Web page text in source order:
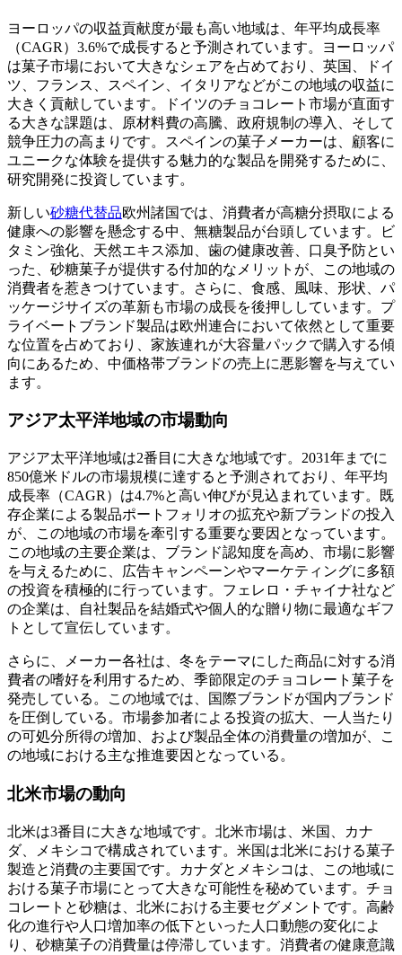
ヨーロッパの収益貢献度が最も高い地域は、年平均成長率
（CAGR）3.6%で成長すると予測されています。ヨーロッパ
は菓子市場において大きなシェアを占めており、英国、ドイ
ツ、フランス、スペイン、イタリアなどがこの地域の収益に
大きく貢献しています。ドイツのチョコレート市場が直面す
る大きな課題は、原材料費の高騰、政府規制の導入、そして
競争圧力の高まりです。スペインの菓子メーカーは、顧客に
ユニークな体験を提供する魅力的な製品を開発するために、
研究開発に投資しています。
新しい砂糖代替品欧州諸国では、消費者が高糖分摂取による
健康への影響を懸念する中、無糖製品が台頭しています。ビ
タミン強化、天然エキス添加、歯の健康改善、口臭予防とい
った、砂糖菓子が提供する付加的なメリットが、この地域の
消費者を惹きつけています。さらに、食感、風味、形状、パ
ッケージサイズの革新も市場の成長を後押ししています。プ
ライベートブランド製品は欧州連合において依然として重要
な位置を占めており、家族連れが大容量パックで購入する傾
向にあるため、中価格帯ブランドの売上に悪影響を与えてい
ます。
アジア太平洋地域の市場動向
アジア太平洋地域は2番目に大きな地域です。2031年までに
850億米ドルの市場規模に達すると予測されており、年平均
成長率（CAGR）は4.7%と高い伸びが見込まれています。既
存企業による製品ポートフォリオの拡充や新ブランドの投入
が、この地域の市場を牽引する重要な要因となっています。
この地域の主要企業は、ブランド認知度を高め、市場に影響
を与えるために、広告キャンペーンやマーケティングに多額
の投資を積極的に行っています。フェレロ・チャイナ社など
の企業は、自社製品を結婚式や個人的な贈り物に最適なギフ
トとして宣伝しています。
さらに、メーカー各社は、冬をテーマにした商品に対する消
費者の嗜好を利用するため、季節限定のチョコレート菓子を
発売している。この地域では、国際ブランドが国内ブランド
を圧倒している。市場参加者による投資の拡大、一人当たり
の可処分所得の増加、および製品全体の消費量の増加が、こ
の地域における主な推進要因となっている。
北米市場の動向
北米は3番目に大きな地域です。北米市場は、米国、カナ
ダ、メキシコで構成されています。米国は北米における菓子
製造と消費の主要国です。カナダとメキシコは、この地域に
おける菓子市場にとって大きな可能性を秘めています。チョ
コレートと砂糖は、北米における主要セグメントです。高齢
化の進行や人口増加率の低下といった人口動態の変化によ
り、砂糖菓子の消費量は停滞しています。消費者の健康意識